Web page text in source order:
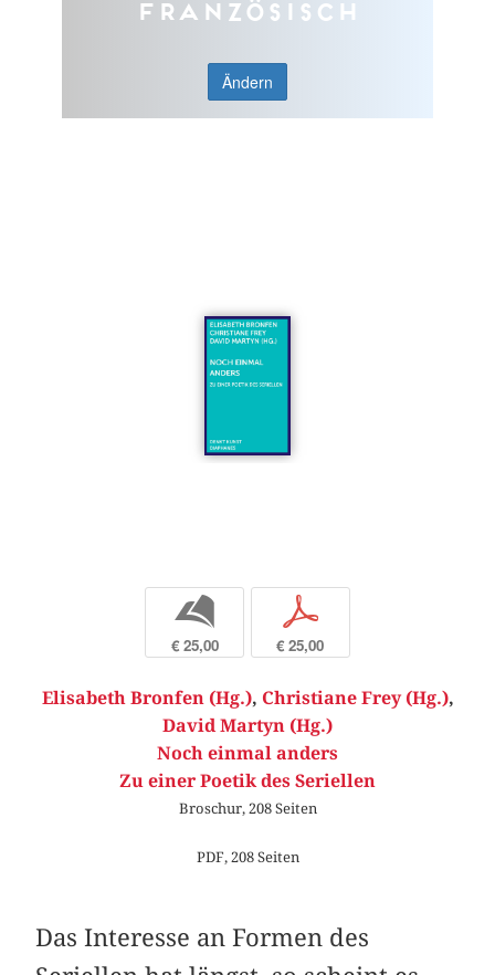
Französisch
Ändern
b
€ 25,00
p
€ 25,00
Elisabeth Bronfen (Hg.), Christiane Frey (Hg.),
David Martyn (Hg.)
Noch einmal anders
Zu einer Poetik des Seriellen
Broschur, 208 Seiten
PDF, 208 Seiten
Das Interesse an Formen des